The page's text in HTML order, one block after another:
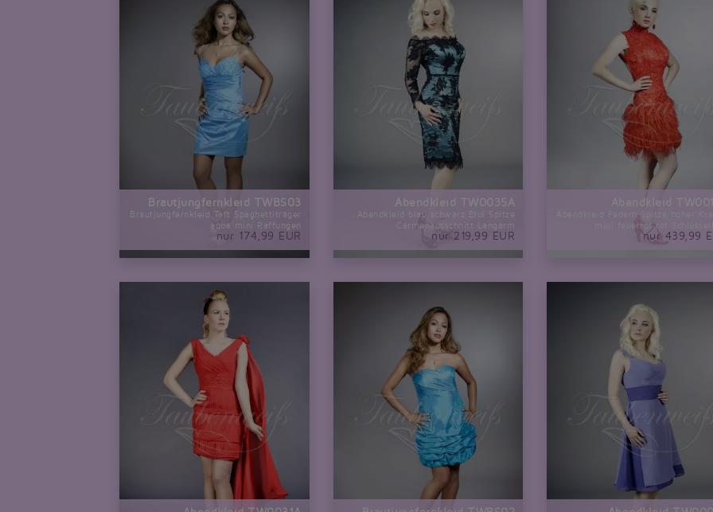
Brautjungfernkleid TWBS03
Brautjungfernkleid Taft Spaghettiträger
aqua mini Raffungen
nur 174,99 EUR
Abendkleid TW0035A
Abendkleid blau schwarz Etui Spitze
Carmenausschnitt Langarm
nur 219,99 EUR
Abendkleid
Abendkleid Federn Spitze hoher
mini feuerrot rot
nur 439,99